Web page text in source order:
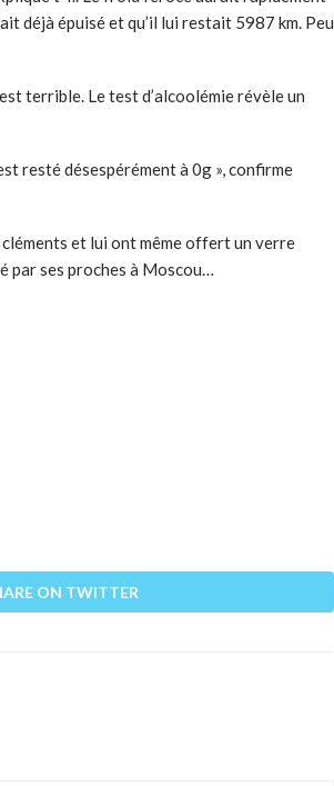
déjà épuisé et qu’il lui restait 5987 km. Peu
terrible. Le test d’alcoolémie révèle un
resté désespérément à 0g », confirme
et lui ont même offert un verre
par ses proches à Moscou…
ON TWITTER